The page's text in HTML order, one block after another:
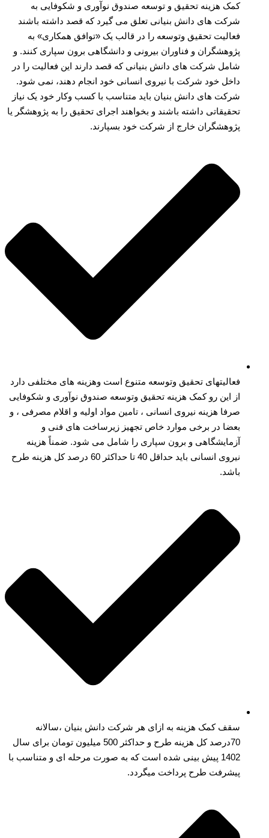
کمک هزینه تحقیق و توسعه صندوق نوآوری و شکوفایی به
شرکت های دانش بنیانی تعلق می گیرد که قصد داشته باشند
فعالیت تحقیق وتوسعه را در قالب یک «توافق همکاری» به
پژوهشگران و فناوران بیرونی و دانشگاهی برون سپاری کنند. و
شامل شرکت های دانش بنیانی که قصد دارند این فعالیت را در
داخل خود شرکت با نیروی انسانی خود انجام دهند، نمی شود.
شرکت های دانش بنیان باید متناسب با کسب وکار خود یک نیاز
تحقیقاتی داشته باشند و بخواهند اجرای تحقیق را به پژوهشگر یا
پژوهشگران خارج از شرکت خود بسپارند.
فعالیتهای تحقیق وتوسعه متنوع است وهزینه های مختلفی دارد
از این رو کمک هزینه تحقیق وتوسعه صندوق نوآوری و شکوفایی
صرفا هزینه نیروی انسانی ، تامین مواد اولیه و اقلام مصرفی ، و
بعضا در برخی موارد خاص تجهیز زیرساخت های فنی و
آزمایشگاهی و برون سپاری را شامل می شود. ضمناً هزینه
نیروی انسانی باید حداقل 40 تا حداکثر 60 درصد کل هزینه طرح
باشد.
سقف کمک هزینه به ازای هر شرکت دانش بنیان ،سالانه
70درصد کل هزینه طرح و حداکثر 500 میلیون تومان برای سال
1402 پیش بینی شده است که به صورت مرحله ای و متناسب با
پیشرفت طرح پرداخت میگردد.